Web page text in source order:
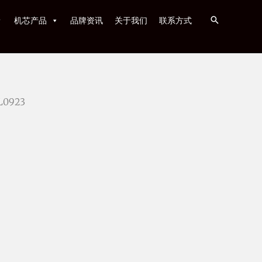
机芯产品 品牌资讯 关于我们 联系方式